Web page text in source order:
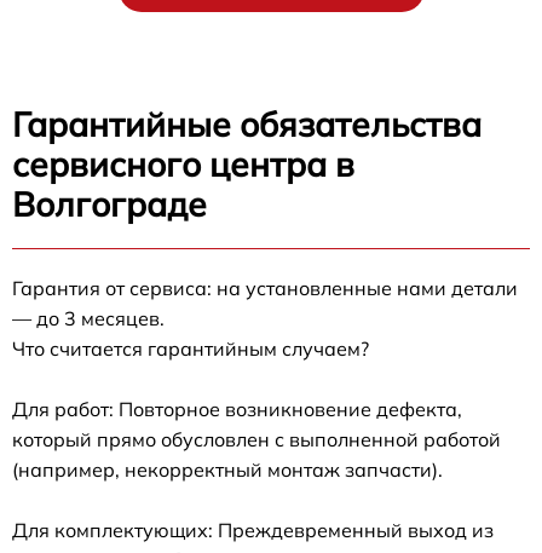
Гарантийные обязательства
сервисного центра в
Волгограде
Гарантия от сервиса: на установленные нами детали
— до 3 месяцев.
Что считается гарантийным случаем?
Для работ: Повторное возникновение дефекта,
который прямо обусловлен с выполненной работой
(например, некорректный монтаж запчасти).
Для комплектующих: Преждевременный выход из